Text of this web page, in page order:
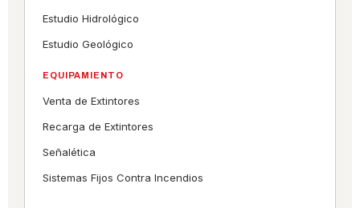
Estudio Hidrológico
Estudio Geológico
EQUIPAMIENTO
Venta de Extintores
Recarga de Extintores
Señalética
Sistemas Fijos Contra Incendios